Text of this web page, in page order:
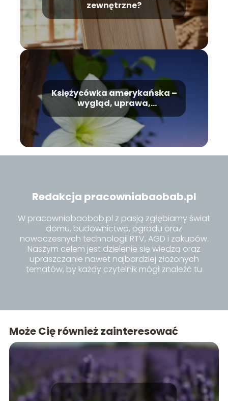
zewnętrzne?
Księżycówka amerykańska –
wygląd, uprawa,
pielęgnacja
Redakcja pracowniabaobab.pl
W pracowniabaobab.pl z pasją zgłębiamy świat
domu, budownictwa, ogrodu oraz
nowoczesnych technologii RTV, AGD i zakupów.
Naszym celem jest dzielenie się wiedzą oraz
upraszczanie nawet najbardziej złożonych
tematów, by każdy czytelnik mógł znaleźć tu
Może Cię również zainteresować